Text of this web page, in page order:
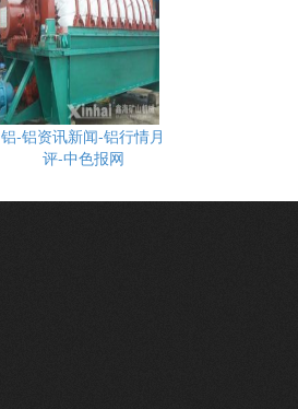
铝-铝资讯新闻-铝行情月
评-中色报网